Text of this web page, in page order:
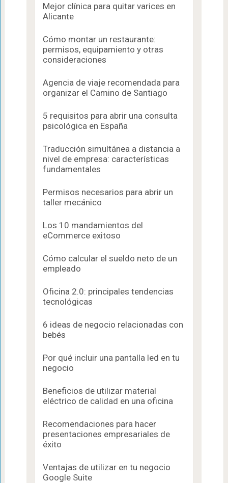
Mejor clínica para quitar varices en
Alicante
Cómo montar un restaurante:
permisos, equipamiento y otras
consideraciones
Agencia de viaje recomendada para
organizar el Camino de Santiago
5 requisitos para abrir una consulta
psicológica en España
Traducción simultánea a distancia a
nivel de empresa: características
fundamentales
Permisos necesarios para abrir un
taller mecánico
Los 10 mandamientos del
eCommerce exitoso
Cómo calcular el sueldo neto de un
empleado
Oficina 2.0: principales tendencias
tecnológicas
6 ideas de negocio relacionadas con
bebés
Por qué incluir una pantalla led en tu
negocio
Beneficios de utilizar material
eléctrico de calidad en una oficina
Recomendaciones para hacer
presentaciones empresariales de
éxito
Ventajas de utilizar en tu negocio
Google Suite